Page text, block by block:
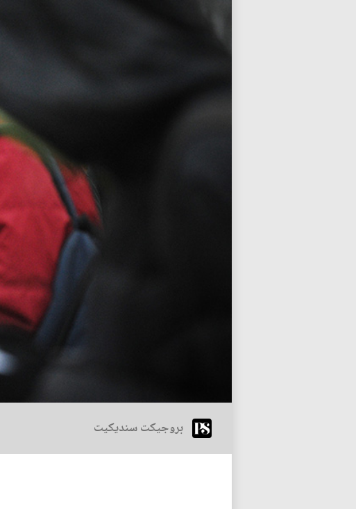
بروجيكت سنديكيت